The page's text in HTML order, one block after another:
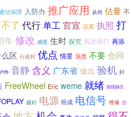
信保障 人防办 推广应用 从何 估量 不
不了 代行单工 官宣 该紧 执照 打
年 修改 感受 生时 探究 风吹雨打 再添
区 行政村 优点 情景 场景 不要 合同
户外 音静含义 广东省 做出 验机 好
FreeWheel Eric weme 就绪 WiMAX
越好 电源 组成 电信号 维修 台